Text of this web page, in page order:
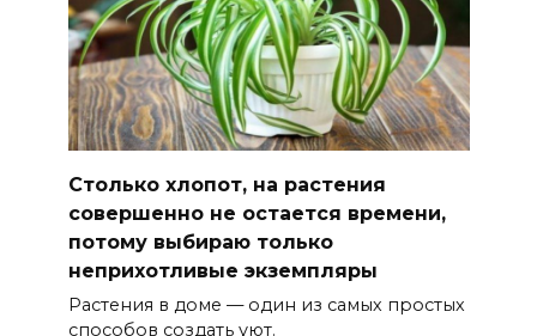
Столько хлопот, на растения
совершенно не остается времени,
потому выбираю только
неприхотливые экземпляры
Растения в доме — один из самых простых
способов создать уют.